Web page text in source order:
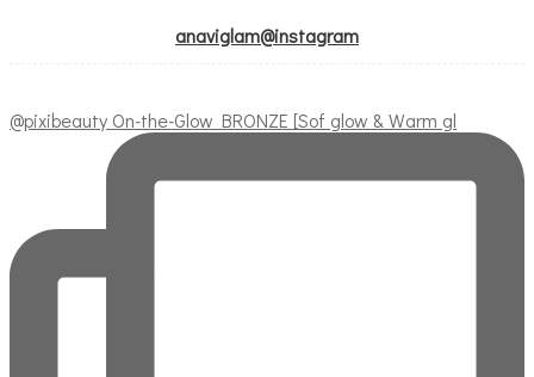
anaviglam@instagram
@pixibeauty On-the-Glow BRONZE [Sof glow & Warm gl